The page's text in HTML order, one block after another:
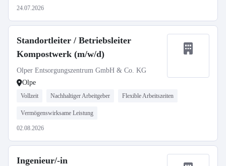
24.07.2026
Standortleiter / Betriebsleiter
Kompostwerk (m/w/d)
Olper Entsorgungszentrum GmbH & Co. KG
Olpe
Vollzeit Nachhaltiger Arbeitgeber Flexible Arbeitszeiten
Vermögenswirksame Leistung
02.08.2026
Ingenieur/-in